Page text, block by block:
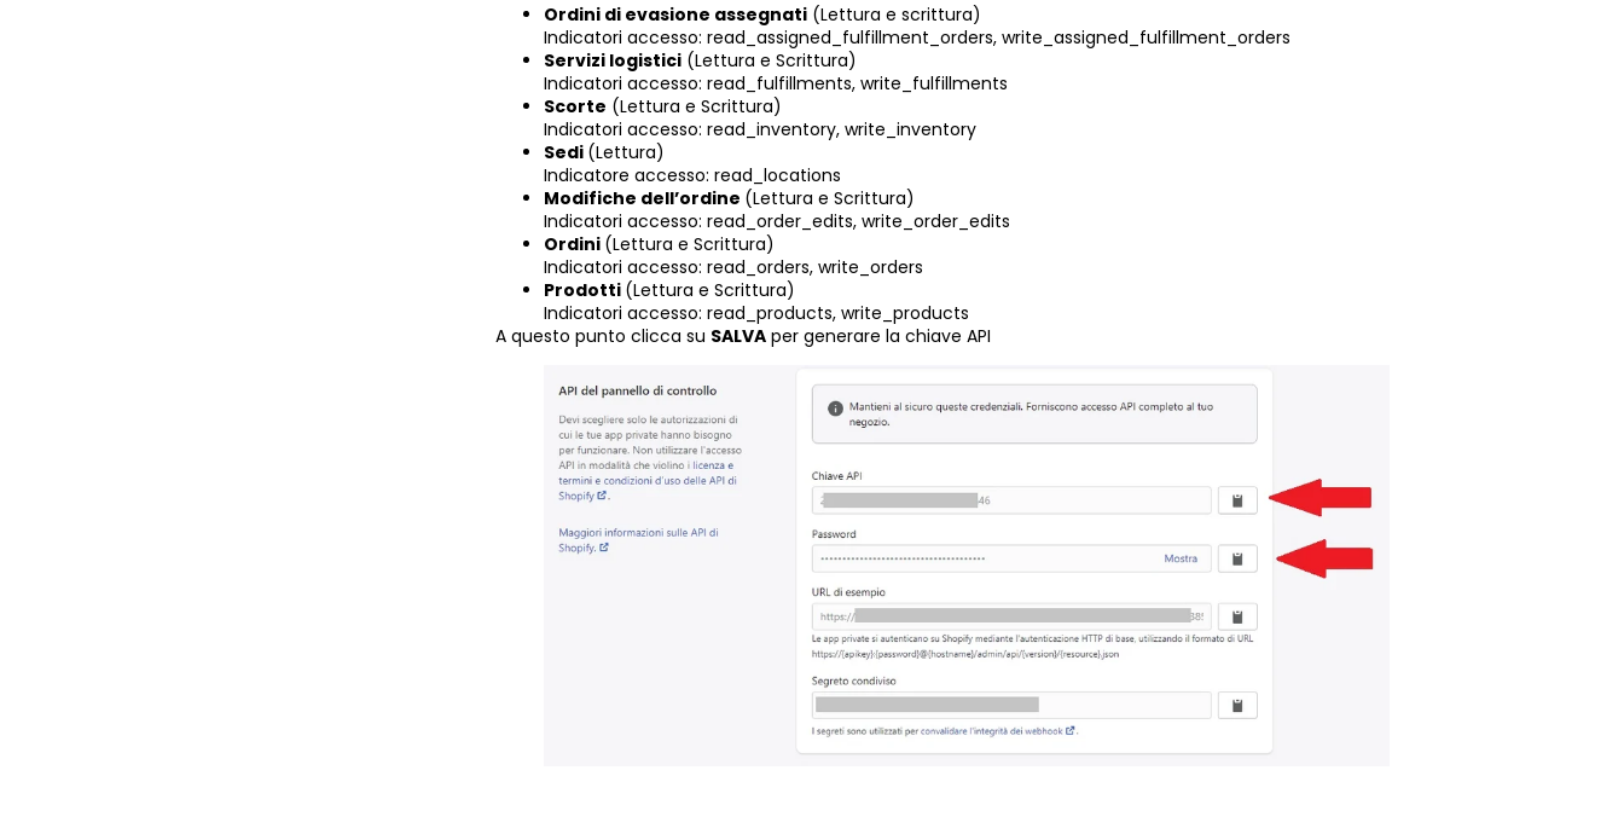
Ordini di evasione assegnati(Lettura e scrittura)
Indicatori accesso: read_assigned_fulfillment_orders, write_assigned_fulfillment_orders
Servizi logistici(Lettura e Scrittura)
Indicatori accesso: read_fulfillments, write_fulfillments
Scorte (Lettura e Scrittura)
Indicatori accesso: read_inventory, write_inventory
Sedi (Lettura)
Indicatore accesso: read_locations
Modifiche dell’ordine (Lettura e Scrittura)
Indicatori accesso: read_order_edits, write_order_edits
Ordini (Lettura e Scrittura)
Indicatori accesso: read_orders, write_orders
Prodotti (Lettura e Scrittura)
Indicatori accesso: read_products, write_products
A questo punto clicca su SALVAper generare la chiave API